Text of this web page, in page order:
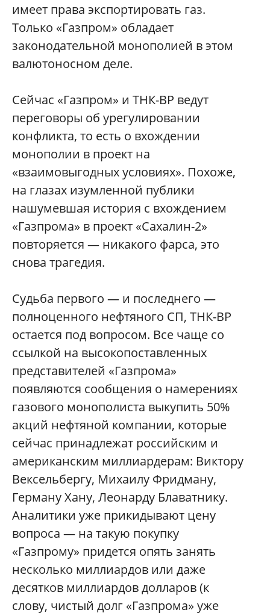
имеет права экспортировать газ.
Только «Газпром» обладает
законодательной монополией в этом
валютоносном деле.
Сейчас «Газпром» и ТНК-ВР ведут
переговоры об урегулировании
конфликта, то есть о вхождении
монополии в проект на
«взаимовыгодных условиях». Похоже,
на глазах изумленной публики
нашумевшая история с вхождением
«Газпрома» в проект «Сахалин-2»
повторяется — никакого фарса, это
снова трагедия.
Судьба первого — и последнего —
полноценного нефтяного СП, ТНК-ВР
остается под вопросом. Все чаще со
ссылкой на высокопоставленных
представителей «Газпрома»
появляются сообщения о намерениях
газового монополиста выкупить 50%
акций нефтяной компании, которые
сейчас принадлежат российским и
американским миллиардерам: Виктору
Вексельбергу, Михаилу Фридману,
Герману Хану, Леонарду Блаватнику.
Аналитики уже прикидывают цену
вопроса — на такую покупку
«Газпрому» придется опять занять
несколько миллиардов или даже
десятков миллиардов долларов (к
слову, чистый долг «Газпрома» уже